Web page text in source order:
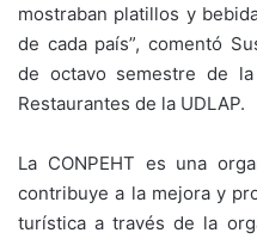
mostraban platillos y
de cada país”, comentó
de octavo semestre de
Restaurantes de la UDLAP.
La CONPEHT es una
contribuye a la mejora y
turística a través de la